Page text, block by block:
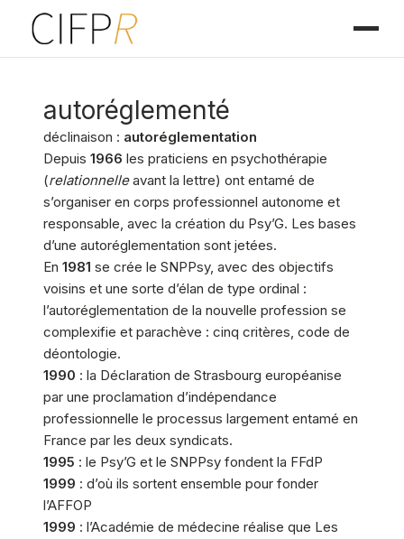
autoréglementé
déclinaison : autoréglementation
Depuis 1966 les praticiens en psychothérapie
(relationnelleavant la lettre) ont entamé de
s’organiser en corps professionnel autonome et
responsable, avec la création du Psy’G. Les bases
d’une autoréglementation sont jetées.
En 1981 se crée le SNPPsy, avec des objectifs
voisins et une sorte d’élan de type ordinal :
l’autoréglementation de la nouvelle profession se
complexifie et parachève : cinq critères, code de
déontologie.
1990 : la Déclaration de Strasbourg européanise
par une proclamation d’indépendance
professionnelle le processus largement entamé en
France par les deux syndicats.
1995 : le Psy’G et le SNPPsy fondent la FFdP
1999 : d’où ils sortent ensemble pour fonder
l’AFFOP
1999 : l’Académie de médecine réalise que Les